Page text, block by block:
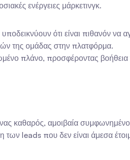
ενέργειες μάρκετινγκ.
ότι είναι πιθανόν να
της ομάδας στην πλατφόρμα.
πλάνο, προσφέροντας βοήθεια
καθαρός, αμοιβαία
των leads που δεν είναι άμεσα